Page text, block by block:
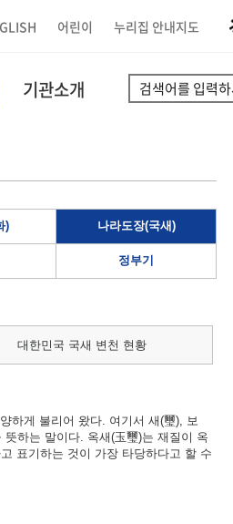
어린이 누리집 안내지도
기관소개
) 나라도장(국새)
정부기
대한민국 국새 변천 현황
하게 불리어 왔다. 여기서 새(璽), 보
하는 말이다. 옥새(玉璽)는 재질이 옥
표기하는 것이 가장 타당하다고 할 수